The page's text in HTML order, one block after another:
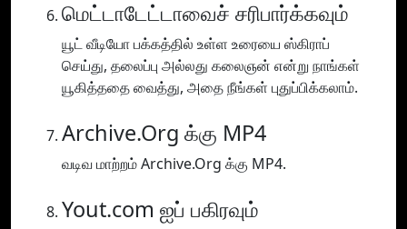
மெட்டாடேட்டாவைச் சரிபார்க்கவும்
யூட் வீடியோ பக்கத்தில் உள்ள உரையை ஸ்கிராப்
செய்து, தலைப்பு அல்லது கலைஞன் என்று நாங்கள்
யூகித்ததை வைத்து, அதை நீங்கள் புதுப்பிக்கலாம்.
Archive.Org க்கு MP4
வடிவ மாற்றம் Archive.Org க்கு MP4.
Yout.com ஐப் பகிரவும்